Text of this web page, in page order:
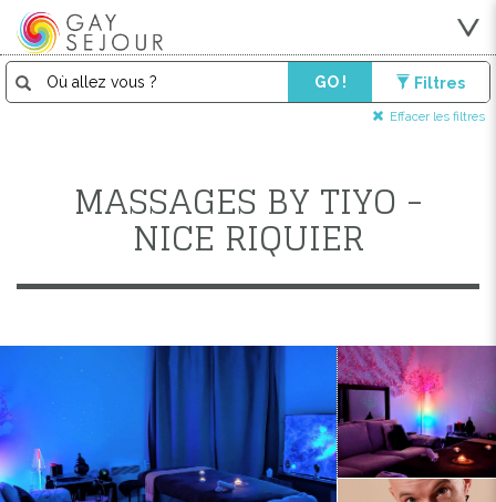
GO ! Filtres
Effacer les filtres
MASSAGES BY TIYO -
NICE RIQUIER